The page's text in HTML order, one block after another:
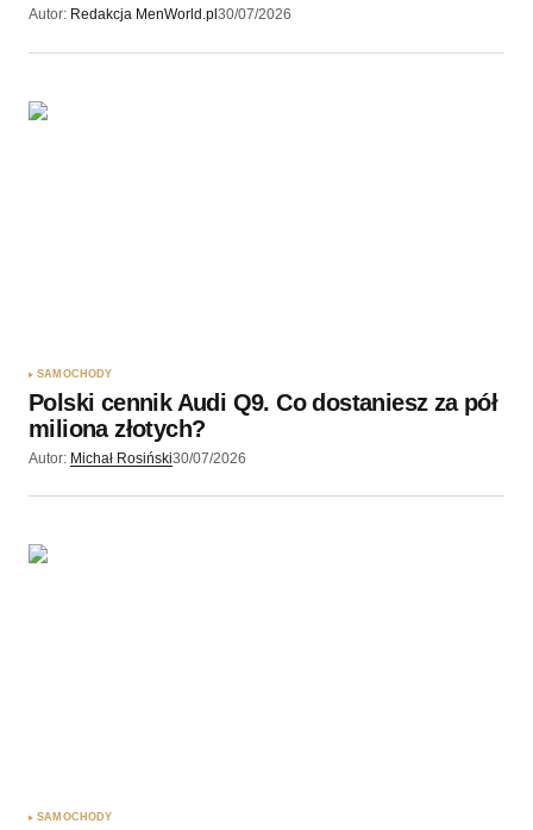
Autor: Redakcja MenWorld.pl 30/07/2026
SAMOCHODY
Polski cennik Audi Q9. Co dostaniesz za pół
miliona złotych?
Autor: Michał Rosiński30/07/2026
SAMOCHODY